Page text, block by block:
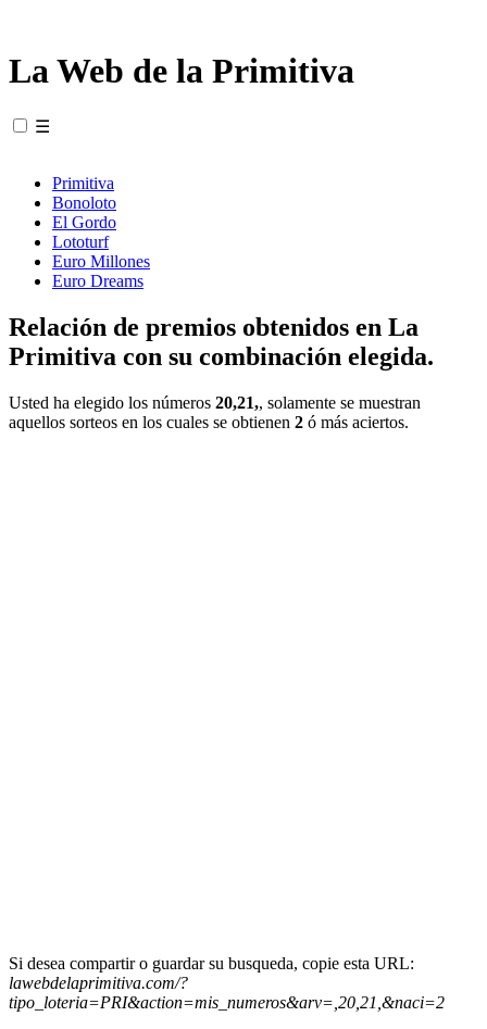
La Web de la Primitiva
☰
Primitiva
Bonoloto
El Gordo
Lototurf
Euro Millones
Euro Dreams
Relación de premios obtenidos en La
Primitiva con su combinación elegida.
Usted ha elegido los números 20,21,, solamente se muestran
aquellos sorteos en los cuales se obtienen 2 ó más aciertos.
Si desea compartir o guardar su busqueda, copie esta URL:
lawebdelaprimitiva.com/?
tipo_loteria=PRI&action=mis_numeros&arv=,20,21,&naci=2